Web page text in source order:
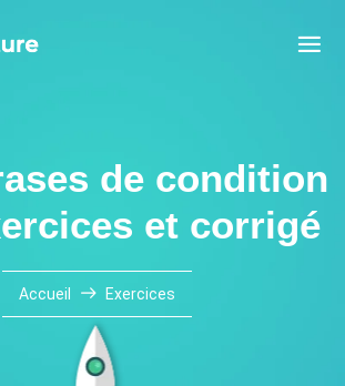
de condition
et corrigé
Accueil Exercices